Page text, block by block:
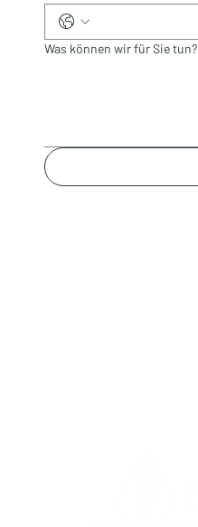
Was können wir für Sie tun?